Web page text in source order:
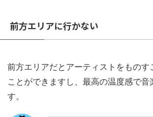
前方エリアに行かない
前方エリアだとアーティストをものす
ことができますし、最高の温度感で音
す。